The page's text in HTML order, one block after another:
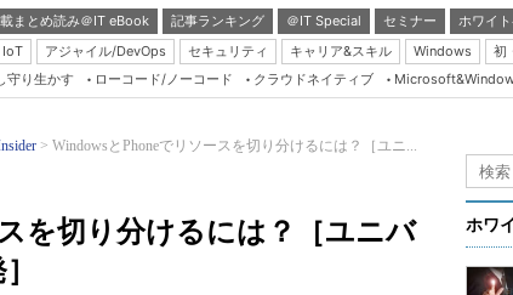
まとめ読み＠IT eBook 記事ランキング ＠IT Special セミナー
ホワイ
IoT アジャイル/DevOps セキュリティ キャリア&スキル Windows
初
Server & Storage
Java Agile
Database Expert
守り生かす ローコード/ノーコード クラウドネイティブ
WindowsとPhoneでリソースを切り分けるには？［ユニ...
を切り分けるには？［ユニバ
ホワ